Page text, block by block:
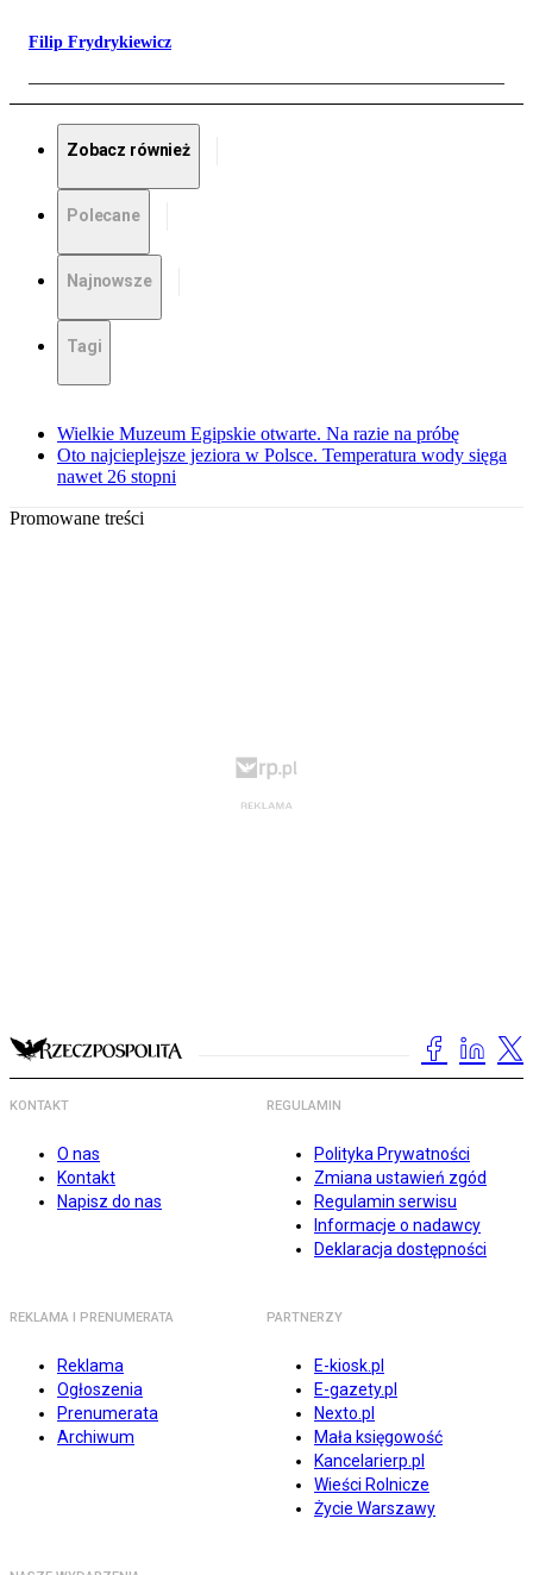
Filip Frydrykiewicz
Zobacz również
Polecane
Najnowsze
Tagi
Wielkie Muzeum Egipskie otwarte. Na razie na próbę
Oto najcieplejsze jeziora w Polsce. Temperatura wody sięga
nawet 26 stopni
Promowane treści
KONTAKT
O nas
Kontakt
Napisz do nas
REGULAMIN
Polityka Prywatności
Zmiana ustawień zgód
Regulamin serwisu
Informacje o nadawcy
Deklaracja dostępności
REKLAMA I PRENUMERATA
Reklama
Ogłoszenia
Prenumerata
Archiwum
PARTNERZY
E-kiosk.pl
E-gazety.pl
Nexto.pl
Mała księgowość
Kancelarierp.pl
Wieści Rolnicze
Życie Warszawy